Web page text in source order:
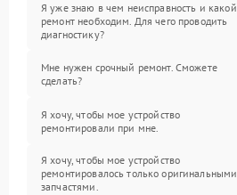
Я уже знаю в чем неисправность и какой
ремонт необходим. Для чего проводить
диагностику?
Мне нужен срочный ремонт. Сможете
сделать?
Я хочу, чтобы мое устройство
ремонтировали при мне.
Я хочу, чтобы мое устройство
ремонтировалось только оригинальными
запчастями.